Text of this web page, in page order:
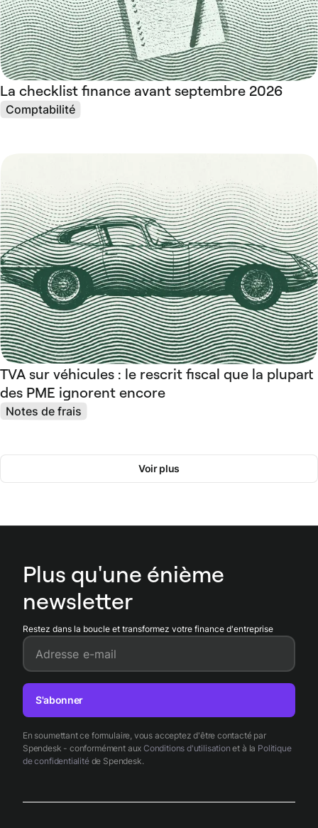
La checklist finance avant septembre 2026
Comptabilité
TVA sur véhicules : le rescrit fiscal que la plupart
des PME ignorent encore
Notes de frais
Voir plus
Plus qu'une énième
newsletter
Restez dans la boucle et transformez votre finance d'entreprise
Adresse e-mail
En soumettant ce formulaire, vous acceptez d'être contacté par
Spendesk - conformément aux Conditions d'utilisation et à la Politique
de confidentialitéde Spendesk.
S'abonner